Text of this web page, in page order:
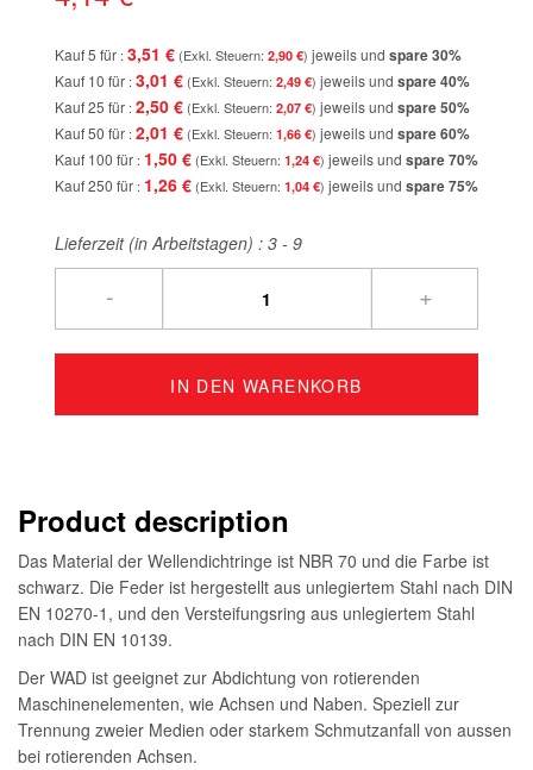
Kauf 5 für 3,51 € 2,90 € jeweils und spare30%
Kauf 10 für 3,01 € 2,49 € jeweils und spare40%
Kauf 25 für 2,50 € 2,07 € jeweils und spare50%
Kauf 50 für 2,01 € 1,66 € jeweils und spare60%
Kauf 100 für 1,50 € 1,24 € jeweils und spare70%
Kauf 250 für 1,26 € 1,04 € jeweils und spare75%
Lieferzeit (in Arbeitstagen) : 3 - 9
- +
IN DEN WARENKORB
Product description
Das Material der Wellendichtringe ist NBR 70 und die Farbe ist
schwarz. Die Feder ist hergestellt aus unlegiertem Stahl nach DIN
EN 10270-1, und den Versteifungsring aus unlegiertem Stahl
nach DIN EN 10139.
Der WAD ist geeignet zur Abdichtung von rotierenden
Maschinenelementen, wie Achsen und Naben. Speziell zur
Trennung zweier Medien oder starkem Schmutzanfall von aussen
bei rotierenden Achsen.